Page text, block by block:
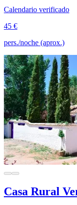
Calendario verificado
45 €
pers./noche (aprox.)
Casa Rural